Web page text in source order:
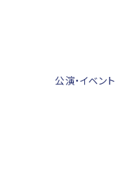
公演・イベント